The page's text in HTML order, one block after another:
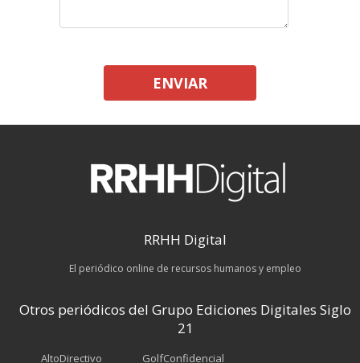
ENVIAR
RRHH Digital
El periódico online de recursos humanos y empleo
Otros periódicos del Grupo Ediciones Digitales Siglo
21
AltoDirectivo
GolfConfidencial